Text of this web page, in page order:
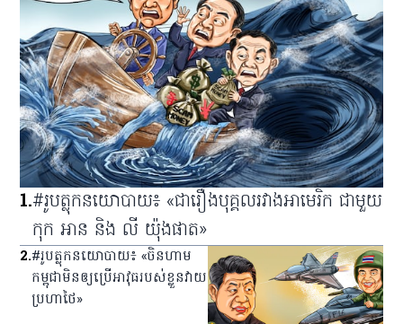
1.#រូបត្លុកនយោបាយ៖ «ជារឿងបុគ្គលរវាងអាមេរិក ជាមួយ
កុក អាន និង លី យ៉ុងផាត»
2.#រូបត្លុកនយោបាយ៖ «ចិនហាម
កម្ពុជាមិនឲ្យប្រើអាវុធរបស់ខ្លួនវាយ
ប្រហាថៃ»